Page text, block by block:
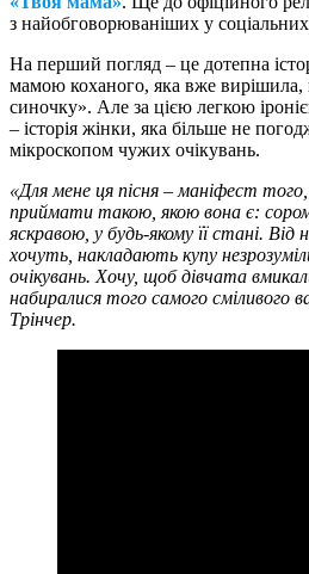
з найобговорюваніших у
На перший погляд – це дотепна
мамою коханого, яка вже вирішила,
синочку». Але за цією легкою
– історія жінки, яка більше не
мікроскопом чужих очікувань.
«Для мене ця пісня – маніфест
приймати такою, якою вона є:
яскравою, у будь-якому її стані. Від
хочуть, накладають купу
очікувань. Хочу, щоб дівчата
набиралися того самого
Трінчер.